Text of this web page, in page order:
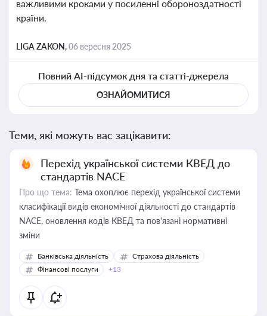
важливими кроками у посиленні обороноздатності
країни.
LIGA ZAKON,06 вересня 2025
Повний AI-підсумок дня та статті-джерела
ОЗНАЙОМИТИСЯ
Теми, які можуть вас зацікавити:
Перехід української системи КВЕД до
стандартів NACE
Про що тема: Тема охоплює перехід української системи
класифікації видів економічної діяльності до стандартів
NACE, оновлення кодів КВЕД та пов'язані нормативні
зміни
Банківська діяльність
Страхова діяльність
Фінансові послуги
+13